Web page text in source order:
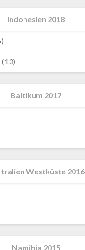
Indonesien 2018
(13)
Baltikum 2017
Westküste 2016
Namibia 2015